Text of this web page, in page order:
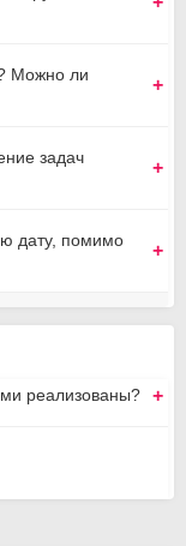
Можно ли
задач
дату, помимо
реализованы?